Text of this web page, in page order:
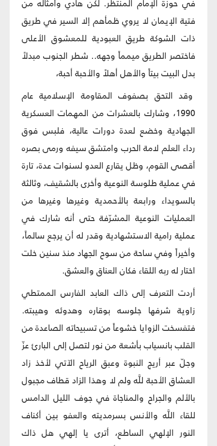
في حوزة الإمام المنتظر. لكن هادي وأمثاله من
فتية الإيمان لا يروي ظمأهم إلا السير في طريق
ذات الشوكة طريق العبودية للمعشوق الأعلى
فاختصر الطريق ميمماً وجهه.. شطر الجنوب مبدلاً
بدل البيت بيتاً والأهل أهلاً والأحبة أحبة،
وقد التحق بصفوف المقاومة الإسلامية عام
1990، وشارك بالعشرات من المهمات العسكرية
الجهادية وخضع لعدة دورات عالية، فلبس فوق
رداء العلم لامة الحرب وامتشق سيفه ورمى بصره
أقصى القوم، وظل يقارع العدو لسنوات عدة، تارة
في عملية طلوسة النوعية وأخرى بالشقيف، وثالثة
بالسويداء ورابعة بالأحمدية وغيرها وغيرها من
العمليات النوعية المشرّفة حتى أنه شارك في
عملية رامية الاستشهادية وقدر له أن يرجع سالماً،
وأخيراً وفي ساحة من سوح الجهاد منذ سنين خلت
اختار له ربه اللقاء فكان العناق والعشق.
أردت التعرف إلى ذاك العابد الفارس الممتطي
زاوية شرفها جلوسه بوقاره وهدوئه وهيبته.
فتفسخت الزوايا خشوعاً من تسبيحاته الصاعدة من
القلب بانسياب بأشعة من نور لتصل إلى البارئ عزّ
وجلّ عبر أريج النبوة وعبق الرياح الآتي لأخذ زاد
العشاق الأحبة للَّه ولم لا وهذا الزاد قطاف مجبول
بالألم والجراح والمناجاة في جوف الليل الدامس
للقاء اللَّه والأنس بسرمديته والعفو بين أكناف
النور الإلهي الساطع، أترى يا إلهي هل ذاك